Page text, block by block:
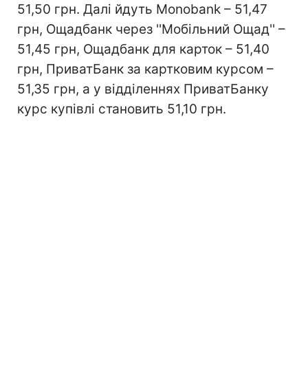
51,50 грн. Далі йдуть Monobank – 51,47
грн, Ощадбанк через ''Мобільний Ощад'' –
51,45 грн, Ощадбанк для карток – 51,40
грн, ПриватБанк за картковим курсом –
51,35 грн, а у відділеннях ПриватБанку
курс купівлі становить 51,10 грн.